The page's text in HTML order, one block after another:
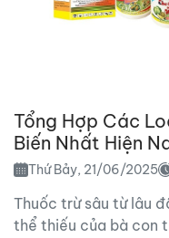
Tổng Hợp Các
Biến Nhất Hiện
Thứ Bảy, 21/06/2025
Thuốc trừ sâu từ lâu
thể thiếu của bà con